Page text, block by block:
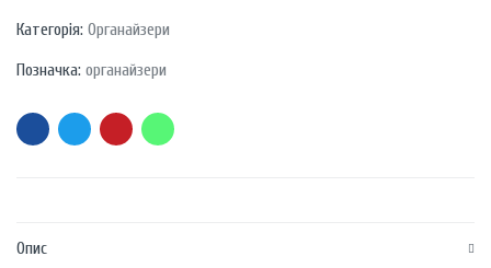
Категорія: Органайзери
Позначка: органайзери
Опис